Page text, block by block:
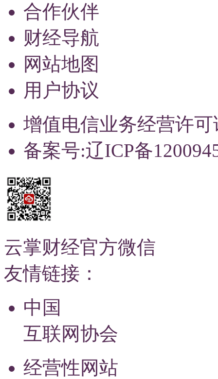
合作伙伴
财经导航
网站地图
用户协议
增值电信业务经营许可
备案号:辽ICP备
云掌财经官方微信
友情链接：
中国
互联网协会
经营性网站